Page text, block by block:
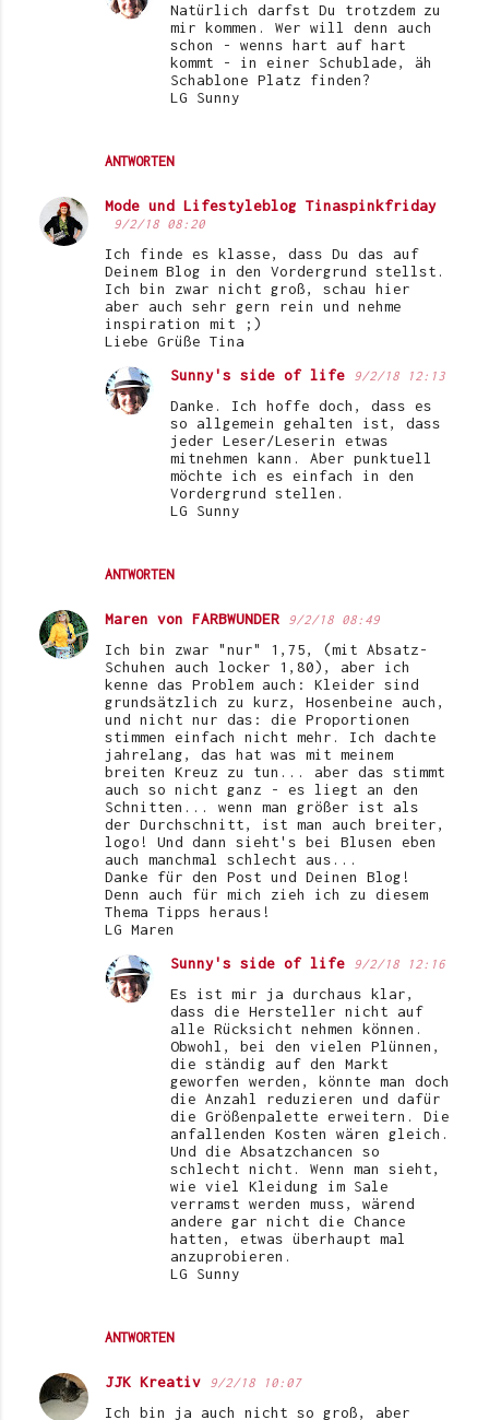
ANTWORTEN
Natürlich darfst Du trotzdem zu
mir kommen. Wer will denn auch
schon - wenns hart auf hart
kommt - in einer Schublade, äh
Schablone Platz finden?
LG Sunny
Mode und Lifestyleblog Tinaspinkfriday
9/2/18 08:20
Ich finde es klasse, dass Du das auf
Deinem Blog in den Vordergrund stellst.
Ich bin zwar nicht groß, schau hier
aber auch sehr gern rein und nehme
inspiration mit ;)
Liebe Grüße Tina
ANTWORTEN
Sunny's side of life 9/2/18 12:13
Danke. Ich hoffe doch, dass es
so allgemein gehalten ist, dass
jeder Leser/Leserin etwas
mitnehmen kann. Aber punktuell
möchte ich es einfach in den
Vordergrund stellen.
LG Sunny
Maren von FARBWUNDER 9/2/18 08:49
Ich bin zwar "nur" 1,75, (mit Absatz-
Schuhen auch locker 1,80), aber ich
kenne das Problem auch: Kleider sind
grundsätzlich zu kurz, Hosenbeine auch,
und nicht nur das: die Proportionen
stimmen einfach nicht mehr. Ich dachte
jahrelang, das hat was mit meinem
breiten Kreuz zu tun... aber das stimmt
auch so nicht ganz - es liegt an den
Schnitten... wenn man größer ist als
der Durchschnitt, ist man auch breiter,
logo! Und dann sieht's bei Blusen eben
auch manchmal schlecht aus...
Danke für den Post und Deinen Blog!
Denn auch für mich zieh ich zu diesem
Thema Tipps heraus!
LG Maren
ANTWORTEN
Sunny's side of life 9/2/18 12:16
Es ist mir ja durchaus klar,
dass die Hersteller nicht auf
alle Rücksicht nehmen können.
Obwohl, bei den vielen Plünnen,
die ständig auf den Markt
geworfen werden, könnte man doch
die Anzahl reduzieren und dafür
die Größenpalette erweitern. Die
anfallenden Kosten wären gleich.
Und die Absatzchancen so
schlecht nicht. Wenn man sieht,
wie viel Kleidung im Sale
verramst werden muss, wärend
andere gar nicht die Chance
hatten, etwas überhaupt mal
anzuprobieren.
LG Sunny
JJK Kreativ 9/2/18 10:07
Ich bin ja auch nicht so groß, aber